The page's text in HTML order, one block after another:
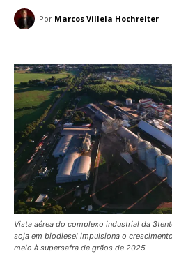
Por Marcos Villela Hochreiter
Vista aérea do complexo industrial da
soja em biodiesel impulsiona o
meio à supersafra de grãos de 2025